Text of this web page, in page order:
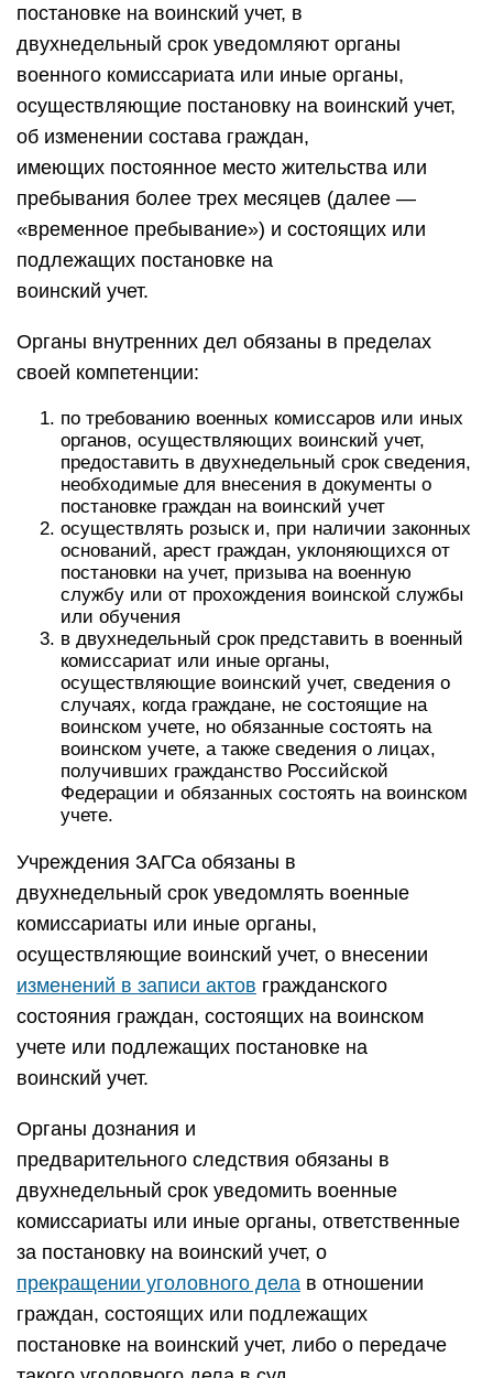
постановке на воинский учет, в
двухнедельный срок уведомляют органы
военного комиссариата или иные органы,
осуществляющие постановку на воинский учет,
об изменении состава граждан,
имеющих постоянное место жительства или
пребывания более трех месяцев (далее —
«временное пребывание») и состоящих или
подлежащих постановке на
воинский учет.
Органы внутренних дел обязаны в пределах
своей компетенции:
по требованию военных комиссаров или иных
органов, осуществляющих воинский учет,
предоставить в двухнедельный срок сведения,
необходимые для внесения в документы о
постановке граждан на воинский учет
осуществлять розыск и, при наличии законных
оснований, арест граждан, уклоняющихся от
постановки на учет, призыва на военную
службу или от прохождения воинской службы
или обучения
в двухнедельный срок представить в военный
комиссариат или иные органы,
осуществляющие воинский учет, сведения о
случаях, когда граждане, не состоящие на
воинском учете, но обязанные состоять на
воинском учете, а также сведения о лицах,
получивших гражданство Российской
Федерации и обязанных состоять на воинском
учете.
Учреждения ЗАГСа обязаны в
двухнедельный срок уведомлять военные
комиссариаты или иные органы,
осуществляющие воинский учет, о внесении
изменений в записи актов гражданского
состояния граждан, состоящих на воинском
учете или подлежащих постановке на
воинский учет.
Органы дознания и
предварительного следствия обязаны в
двухнедельный срок уведомить военные
комиссариаты или иные органы, ответственные
за постановку на воинский учет, о
прекращении уголовного дела в отношении
граждан, состоящих или подлежащих
постановке на воинский учет, либо о передаче